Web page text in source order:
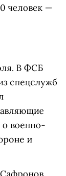
человек —
В ФСБ
спецслужб
о военно-
и